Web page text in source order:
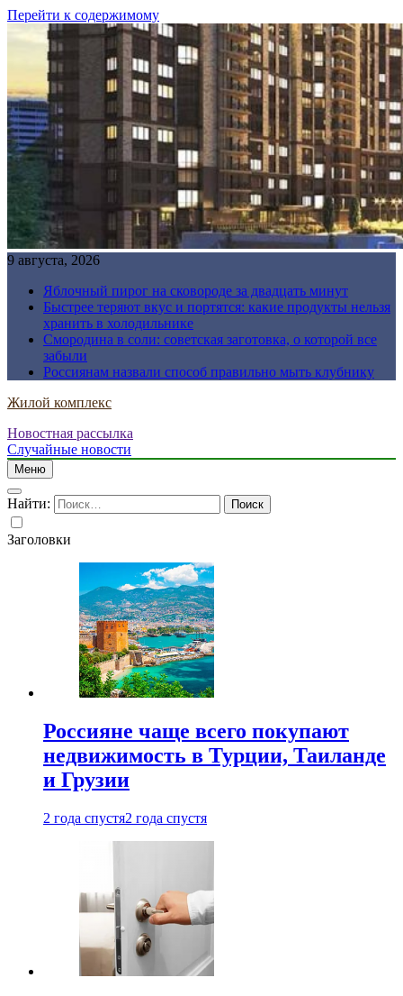
Перейти к содержимому
9 августа, 2026
Яблочный пирог на сковороде за двадцать минут
Быстрее теряют вкус и портятся: какие продукты нельзя
хранить в холодильнике
Смородина в соли: советская заготовка, о которой все
забыли
Россиянам назвали способ правильно мыть клубнику
Жилой комплекс
Новостная рассылка
Случайные новости
Меню
Найти:
Заголовки
Россияне чаще всего покупают
недвижимость в Турции, Таиланде
и Грузии
2 года спустя2 года спустя